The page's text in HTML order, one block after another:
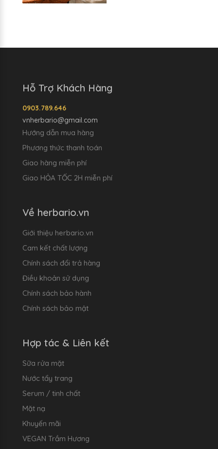
Hỗ Trợ Khách Hàng
0903.789.646
vnherbario@gmail.com
Hướng dẫn mua hàng
Phương thức thanh toán
Giao hàng miễn phí
Giao HỎA TỐC 2H miễn phí
Về herbario.vn
Giới thiệu herbario.vn
Cam kết chất lượng
Chính sách đổi trả hàng
Điều khoản sử dụng
Chính sách bảo hành
Chính sách bảo mật
Hợp tác & Liên kết
Sữa rửa mặt
Nước tẩy trang
Serum / tinh chất
Mặt nạ
Khuyến mãi
VEGAN Trầm Hương